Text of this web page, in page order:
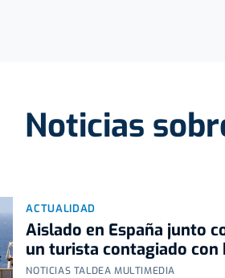
Noticias
ACTUALIDAD
Aislado en España junto
un turista contagiado con
NOTICIAS TALDEA MULTIMEDIA